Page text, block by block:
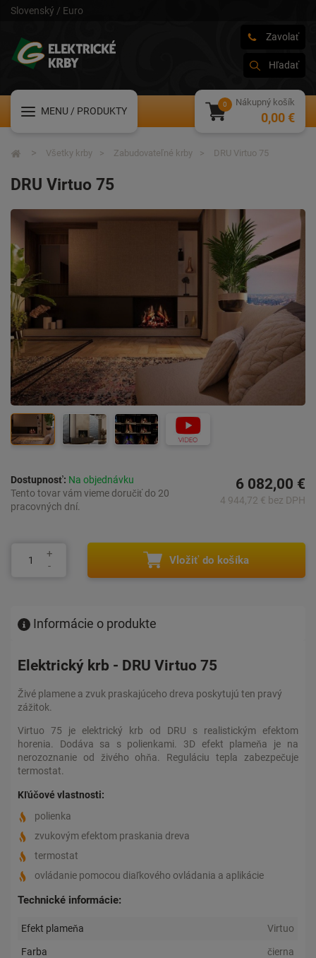
Slovenský / Euro
Zavolať
Hľadať
MENU / PRODUKTY
Nákupný košík
0,00 €
DRU Virtuo 75
Dostupnosť: Na objednávku
Tento tovar vám vieme doručiť do 20
pracovných dní.
6 082,00 €
4 944,72 € bez DPH
Vložiť do košíka
Informácie o produkte
Elektrický krb - DRU Virtuo 75
Živé plamene a zvuk praskajúceho dreva poskytujú ten pravý
zážitok.
Virtuo 75 je elektrický krb od DRU s realistickým efektom
horenia. Dodáva sa s polienkami. 3D efekt plameňa je na
nerozoznanie od živého ohňa. Reguláciu tepla zabezpečuje
termostat.
Kľúčové vlastnosti:
polienka
zvukovým efektom praskania dreva
termostat
ovládanie pomocou diaľkového ovládania a aplikácie
Technické informácie:
Efekt plameňa Virtuo
Farba čierna
Všetky krby Zabudovateľné krby DRU Virtuo 75